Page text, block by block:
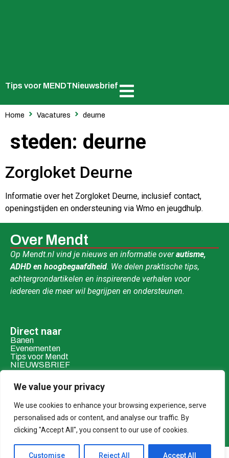
We value your privacy
We use cookies to enhance your browsing experience, serve
personalised ads or content, and analyse our traffic. By
clicking "Accept All", you consent to our use of cookies.
Customise Reject All Accept All
Tips voor MENDTNieuwsbrief
Home Vacatures deurne
steden: deurne
Zorgloket Deurne
Informatie over het Zorgloket Deurne, inclusief contact,
openingstijden en ondersteuning via Wmo en jeugdhulp.
Over Mendt
Op Mendt.nl vind je nieuws en informatie overautisme,
ADHD en hoogbegaafdheid. We delen praktische tips,
achtergrondartikelen en inspirerende verhalen voor
iedereen die meer wil begrijpen en ondersteunen.
Direct naar
Banen
Evenementen
Tips voor Mendt
NIEUWSBRIEF
Contact & social
Over ons
Adverteren
Donaties